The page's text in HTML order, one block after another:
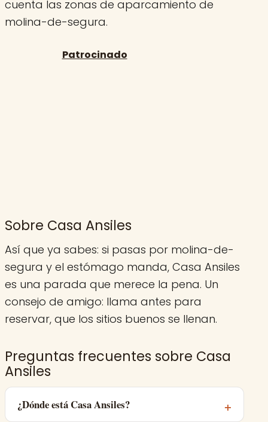
cuenta las zonas de aparcamiento de
molina-de-segura.
Sobre Casa Ansiles
Así que ya sabes: si pasas por molina-de-
segura y el estómago manda, Casa Ansiles
es una parada que merece la pena. Un
consejo de amigo: llama antes para
reservar, que los sitios buenos se llenan.
Preguntas frecuentes sobre Casa
Ansiles
¿Dónde está Casa Ansiles?